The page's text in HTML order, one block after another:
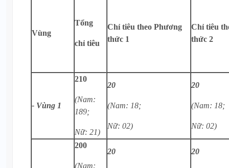
Vùng
Tổng
chỉ tiêu
Chỉ tiêu theo Phương
thức 1
Chỉ tiêu
thức 2
- Vùng 1
210
(Nam:
189;
Nữ: 21)
20
(Nam: 18;
Nữ: 02)
20
(Nam: 18;
Nữ: 02)
200
(Nam:
20 20